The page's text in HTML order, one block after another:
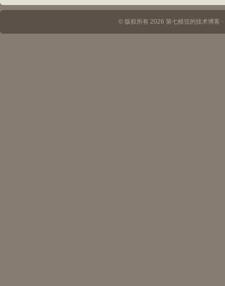
© 版权所有 2026 第七根弦的技术博客